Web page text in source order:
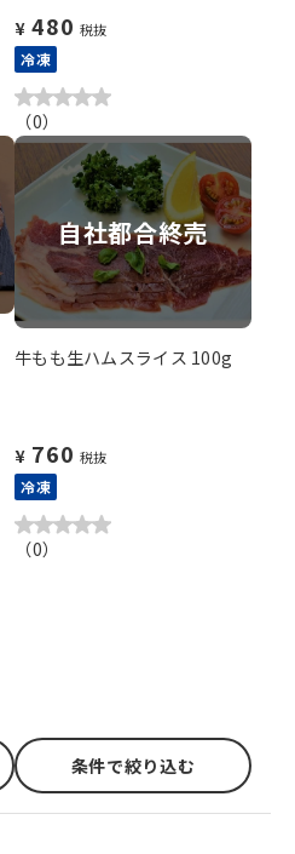
¥ 480 税抜
冷凍
（0）
自社都合終売
牛もも生ハムスライス 100g
¥ 760 税抜
冷凍
（0）
条件で絞り込む